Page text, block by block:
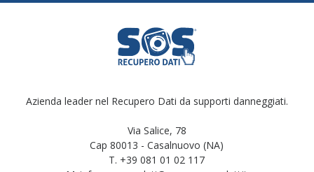
Azienda leader nel Recupero Dati da supporti danneggiati.
Via Salice, 78
Cap 80013 - Casalnuovo (NA)
T. +39 081 01 02 117